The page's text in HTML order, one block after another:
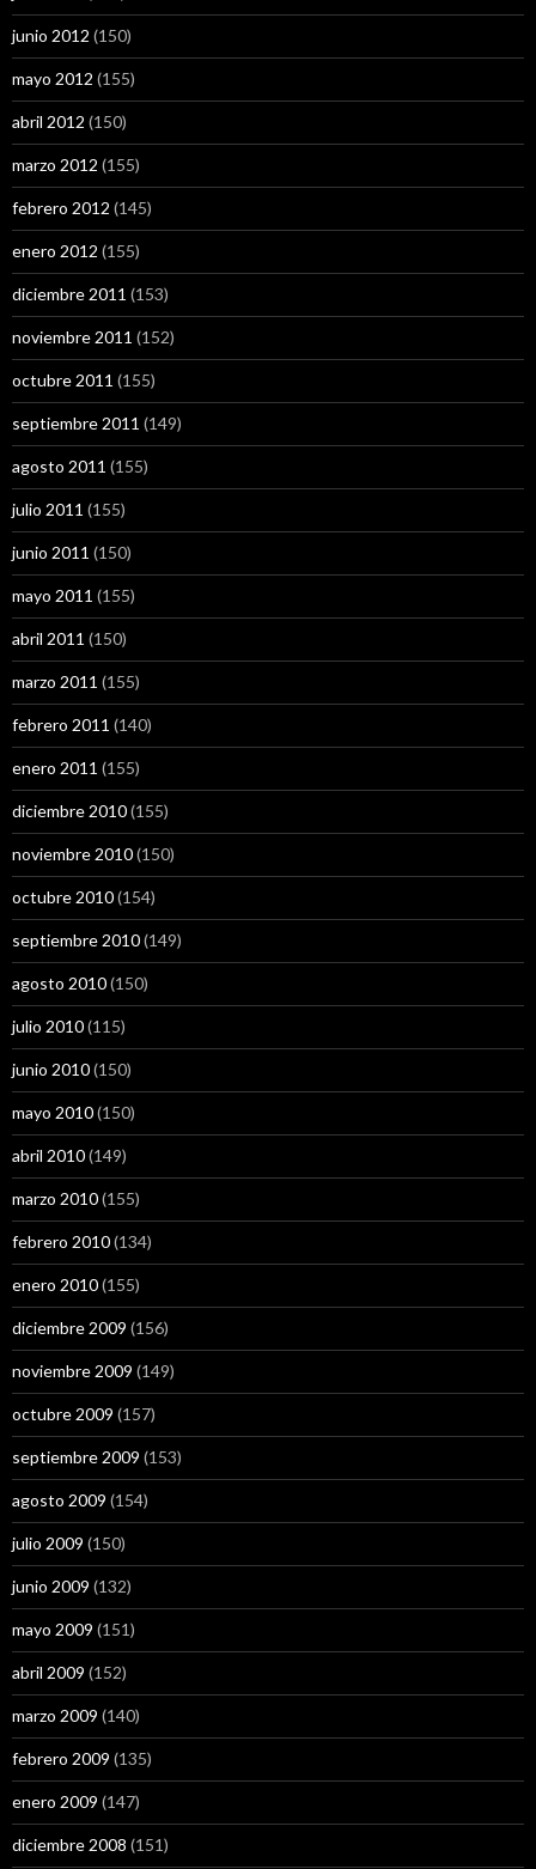
junio 2012 (150)
mayo 2012 (155)
abril 2012 (150)
marzo 2012 (155)
febrero 2012 (145)
enero 2012 (155)
diciembre 2011 (153)
noviembre 2011 (152)
octubre 2011 (155)
septiembre 2011 (149)
agosto 2011 (155)
julio 2011 (155)
junio 2011 (150)
mayo 2011 (155)
abril 2011 (150)
marzo 2011 (155)
febrero 2011 (140)
enero 2011 (155)
diciembre 2010(155)
noviembre 2010(150)
octubre 2010(154)
septiembre 2010(149)
agosto 2010(150)
julio 2010(115)
junio 2010(150)
mayo 2010(150)
abril 2010(149)
marzo 2010(155)
febrero 2010(134)
enero 2010(155)
diciembre 2009 (156)
noviembre 2009 (149)
octubre 2009 (157)
septiembre 2009 (153)
agosto 2009 (154)
julio 2009 (150)
junio 2009 (132)
mayo 2009 (151)
abril 2009 (152)
marzo 2009 (140)
febrero 2009 (135)
enero 2009 (147)
diciembre 2008 (151)